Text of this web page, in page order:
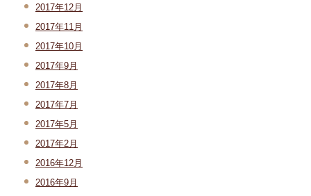
2017年12月
2017年11月
2017年10月
2017年9月
2017年8月
2017年7月
2017年5月
2017年2月
2016年12月
2016年9月